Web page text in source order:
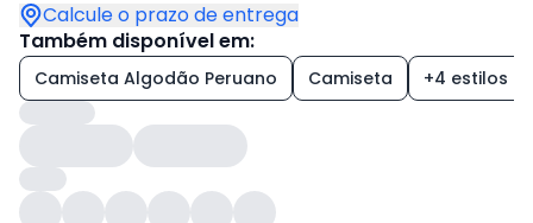
Calcule o prazo de entrega
Também disponível em:
Camiseta Algodão Peruano Camiseta +4 estilos